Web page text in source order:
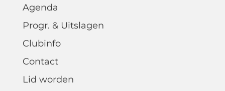
Agenda
Progr. & Uitslagen
Clubinfo
Contact
Lid worden